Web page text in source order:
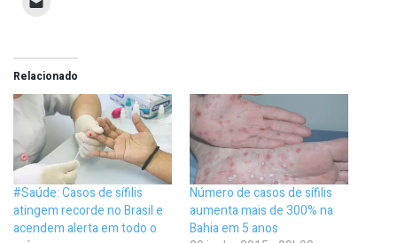
Relacionado
#Saúde: Casos de sífilis
atingem recorde no Brasil e
acendem alerta em todo o
Número de casos de sífilis
aumenta mais de 300% na
Bahia em 5 anos